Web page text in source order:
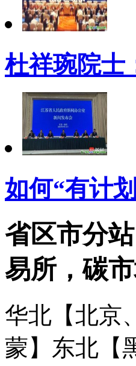
杜祥琬院士
如何“有计
省区市分
易所，碳
华北【北京
蒙】 东北【